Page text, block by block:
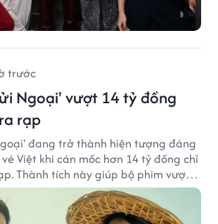
trước
Ngoại' vượt 14 tỷ đồng
rạp
đang trở thành hiện tượng đáng
Việt khi cán mốc hơn 14 tỷ đồng chỉ
Thành tích này giúp bộ phim vượt
và duy trì sức hút giữa cuộc cạnh
tác phẩm lớn.